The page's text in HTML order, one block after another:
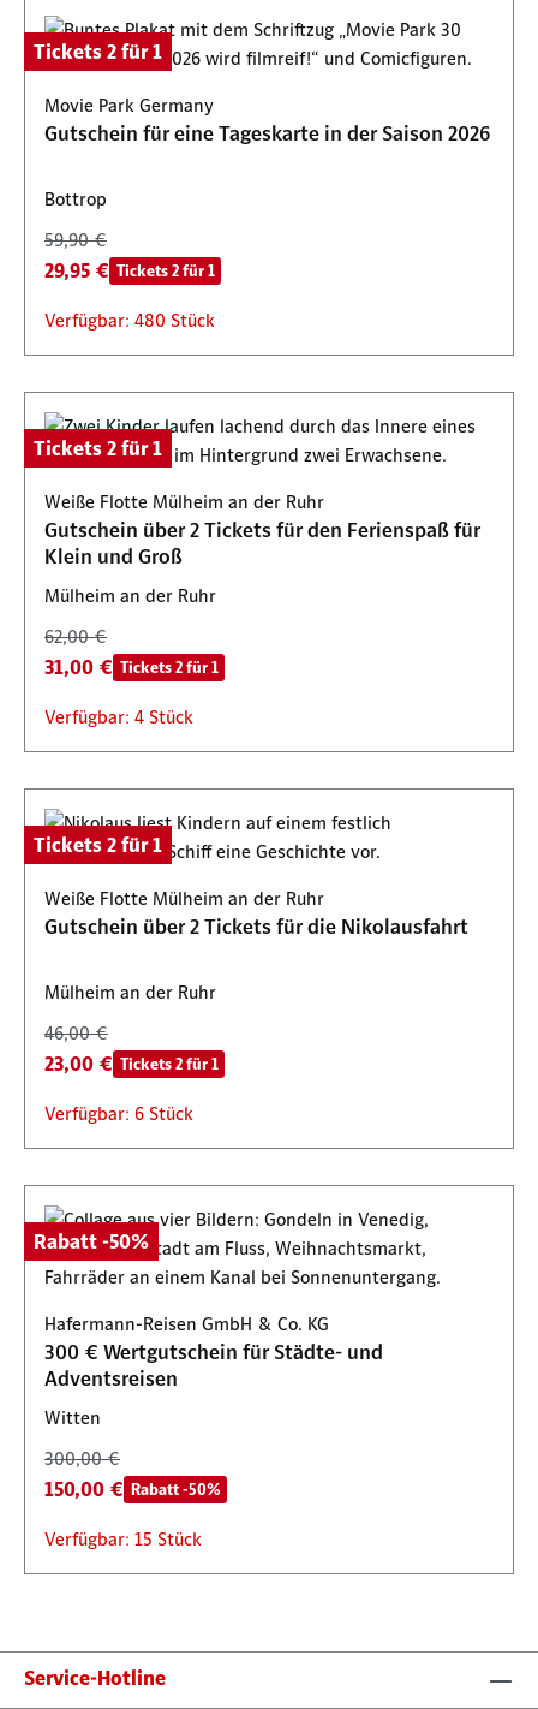
Tickets 2 für 1
Movie Park Germany
Gutschein für eine Tageskarte in der Saison 2026
Bottrop
59,90 €
29,95 € Tickets 2 für 1
Verfügbar: 480 Stück
Tickets 2 für 1
Weiße Flotte Mülheim an der Ruhr
Gutschein über 2 Tickets für den Ferienspaß für
Klein und Groß
Mülheim an der Ruhr
62,00 €
31,00 € Tickets 2 für 1
Verfügbar: 4 Stück
Tickets 2 für 1
Weiße Flotte Mülheim an der Ruhr
Gutschein über 2 Tickets für die Nikolausfahrt
Mülheim an der Ruhr
46,00 €
23,00 € Tickets 2 für 1
Verfügbar: 6 Stück
Rabatt -50%
Hafermann-Reisen GmbH & Co. KG
300 € Wertgutschein für Städte- und
Adventsreisen
Witten
300,00 €
150,00 € Rabatt -50%
Verfügbar: 15 Stück
Service-Hotline